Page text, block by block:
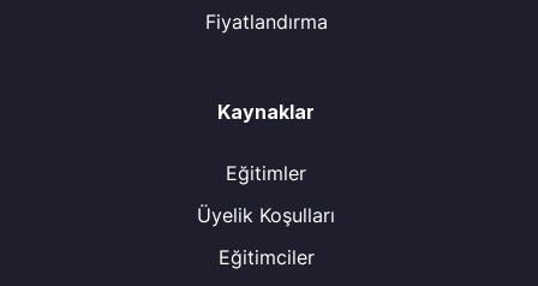
Fiyatlandırma
Kaynaklar
Eğitimler
Üyelik Koşulları
Eğitimciler